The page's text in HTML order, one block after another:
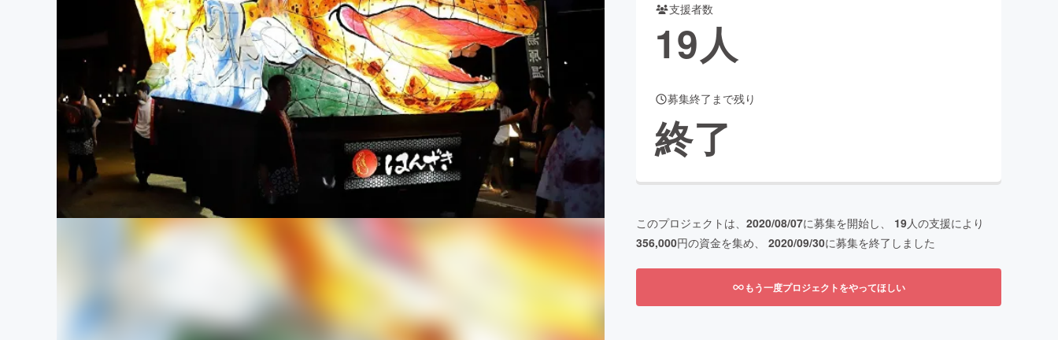
ビジネス・起業 チャレンジ ビューティー・ヘルスケア
まちづくり・地域活性化
CAMPFIRE for Social GoodCAMPFIRE Creation
CAMPFIREふるさと納税machi-ya コミュニティ
支援者数
19人
募集終了まで残り
終了
このプロジェクトは、 2020/08/07に募集を開始し、 19人の支援により
356,000円の資金を集め、 2020/09/30に募集を終了しました
もう一度プロジェクトをやってほしい